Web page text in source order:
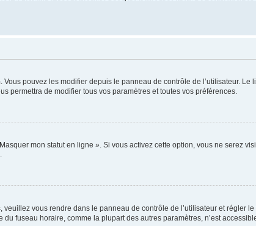
pouvez les modifier depuis le panneau de contrôle de l’utilisateur. Le
permettra de modifier tous vos paramètres et toutes vos préférences.
mon statut en ligne ». Si vous activez cette option, vous ne serez
vous rendre dans le panneau de contrôle de l’utilisateur et régler
fuseau horaire, comme la plupart des autres paramètres, n’est